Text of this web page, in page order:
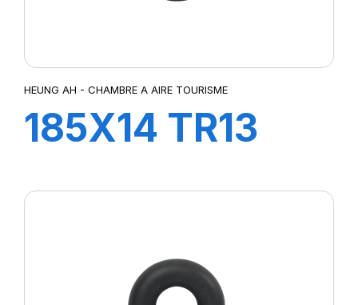
HEUNG AH - CHAMBRE A AIRE TOURISME
185X14 TR13